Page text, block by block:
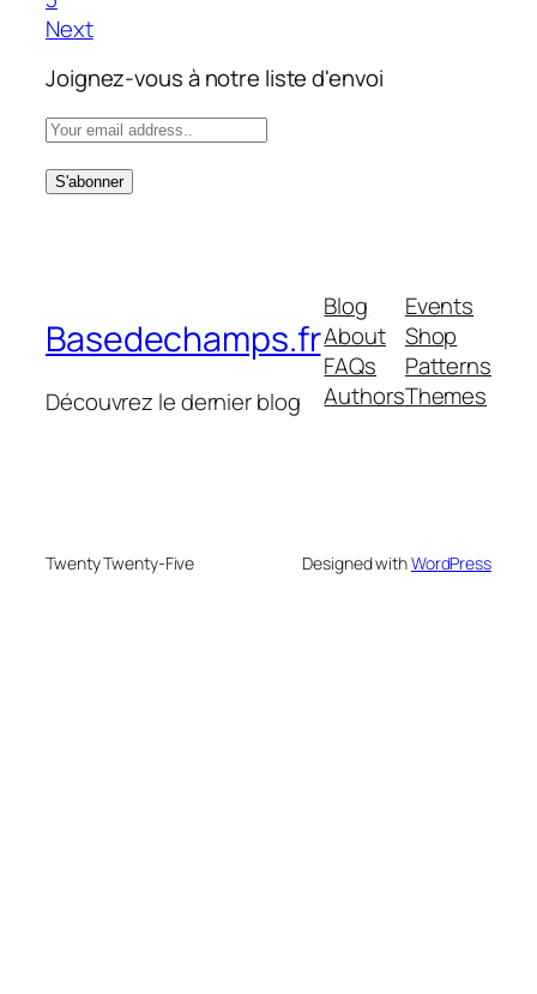
Next
Joignez-vous à notre liste d'envoi
Basedechamps.fr
Découvrez le dernier blog
Blog
About
FAQs
Authors
Events
Shop
Patterns
Themes
Twenty Twenty-Five Designed withWordPress